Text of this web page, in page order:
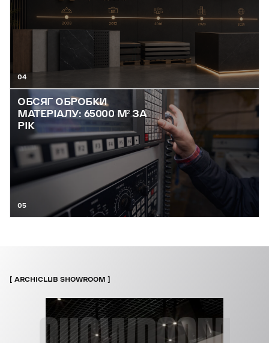
04
ОБСЯГ ОБРОБКИ
МАТЕРІАЛУ: 65000 М² ЗА
РІК
05
ARCHICLUB SHOWROOM